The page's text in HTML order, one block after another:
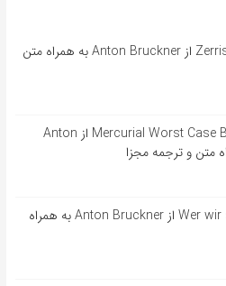
آهنگ آلمانی Zerrissen از Anton Bruckner به همراه متن
آهنگ آلمانی Mercurial Worst Case Band از Anton
آهنگ آلمانی Wer wir sind از Anton Bruckner به همراه